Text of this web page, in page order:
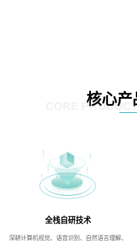
核心产
CORE
全栈自研技术
深耕计算机视觉、语音识别、自然语言理解、